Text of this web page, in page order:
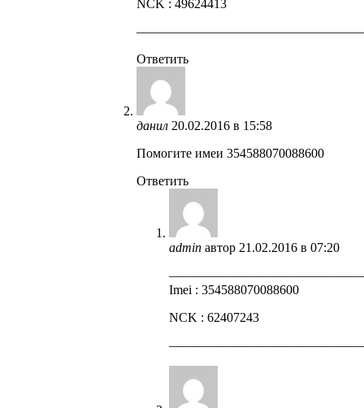
NCK : 49624413
Ответить
данил 20.02.2016 в 15:58
Помогите имеи 354588070088600
Ответить
admin автор 21.02.2016 в 07:20
Imei : 354588070088600
NCK : 62407243